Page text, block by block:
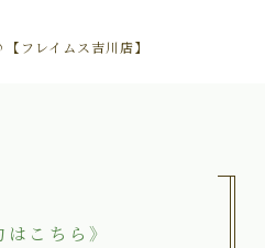
フレイムス吉川店】
はこちら》